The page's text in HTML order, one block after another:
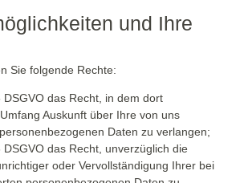
und Ihre
Sie folgende Rechte:
das Recht, in dem dort
Auskunft über Ihre von uns
Daten zu verlangen;
das Recht, unverzüglich die
oder Vervollständigung Ihrer bei